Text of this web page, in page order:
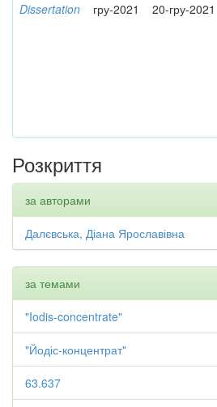
Dissertation гру-2021 20-гру-2021
Розкриття
за авторами
Далєвська, Діана Ярославівна
за темами
"Iodis-concentrate"
"Йодіс-концентрат"
63.637